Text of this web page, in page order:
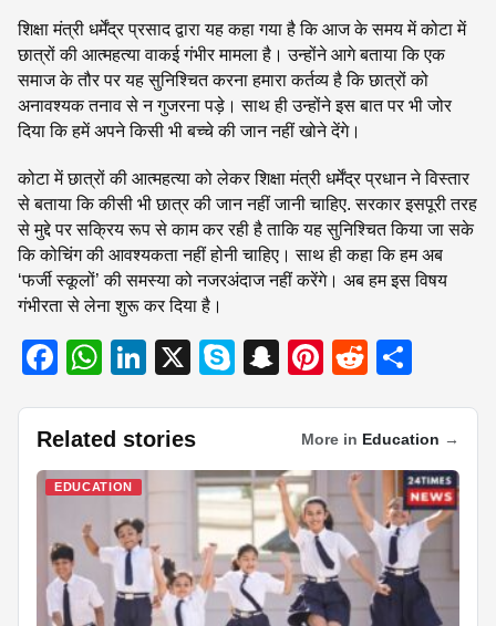
शिक्षा मंत्री धर्मेंद्र प्रसाद द्वारा यह कहा गया है कि आज के समय में कोटा में
छात्रों की आत्महत्या वाकई गंभीर मामला है। उन्होंने आगे बताया कि एक
समाज के तौर पर यह सुनिश्चित करना हमारा कर्तव्य है कि छात्रों को
अनावश्यक तनाव से न गुजरना पड़े। साथ ही उन्होंने इस बात पर भी जोर
दिया कि हमें अपने किसी भी बच्चे की जान नहीं खोने देंगे।
कोटा में छात्रों की आत्महत्या को लेकर शिक्षा मंत्री धर्मेंद्र प्रधान ने विस्तार
से बताया कि कीसी भी छात्र की जान नहीं जानी चाहिए. सरकार इसपूरी तरह
से मुद्दे पर सक्रिय रूप से काम कर रही है ताकि यह सुनिश्चित किया जा सके
कि कोचिंग की आवश्यकता नहीं होनी चाहिए। साथ ही कहा कि हम अब
‘फर्जी स्कूलों’ की समस्या को नजरअंदाज नहीं करेंगे। अब हम इस विषय
गंभीरता से लेना शुरू कर दिया है।
F
c
e
b
o
o
k
W
at
s
A
p
p
Li
k
e
dI
n
X
S
e
S
p
c
h
at
Pi
er
e
st
R
d
di
t
ar
e
Related stories More in Education →
EDUCATION